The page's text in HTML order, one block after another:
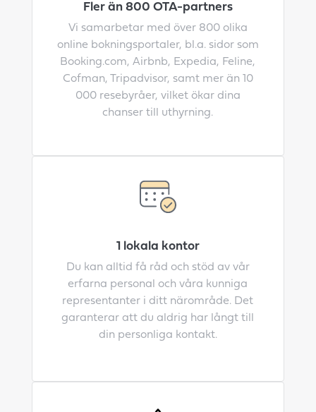
Fler än 800 OTA-partners
Vi samarbetar med över 800 olika
online bokningsportaler, bl.a. sidor som
Booking.com, Airbnb, Expedia, Feline,
Cofman, Tripadvisor, samt mer än 10
000 resebyråer, vilket ökar dina
chanser till uthyrning.
1 lokala kontor
Du kan alltid få råd och stöd av vår
erfarna personal och våra kunniga
representanter i ditt närområde. Det
garanterar att du aldrig har långt till
din personliga kontakt.